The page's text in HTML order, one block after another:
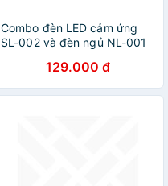
Combo đèn LED cảm ứng
SL-002 và đèn ngủ NL-001
129.000 đ